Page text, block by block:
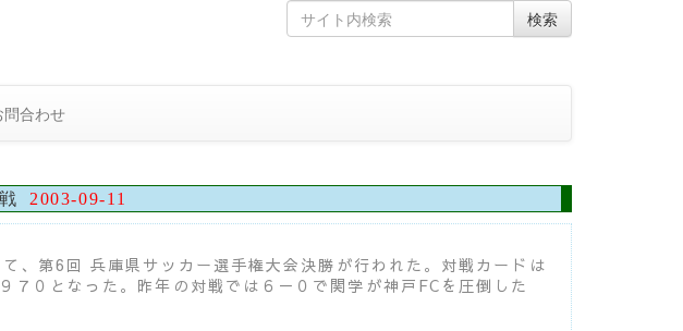
Skip
to
Search
for
検索
問合わせ
2003-09-11
、第6回 兵庫県サッカー選手権大会決勝が行われた。対戦カードは
７０となった。昨年の対戦では６－０で関学が神戸FCを圧倒した